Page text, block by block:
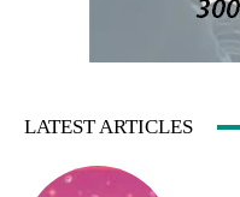
LATEST ARTICLES